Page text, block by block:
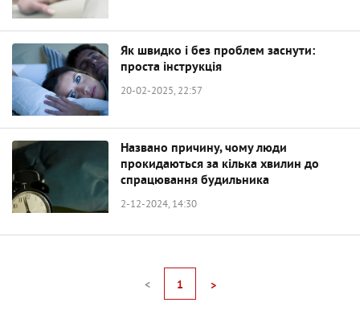
Як швидко і без проблем заснути:
проста інструкція
20-02-2025, 22:57
Названо причину, чому люди
прокидаються за кілька хвилин до
спрацювання будильника
2-12-2024, 14:30
< 1 >